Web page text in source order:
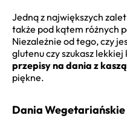
Jedną z największych
także pod kątem różnych
Niezależnie od tego, czy
glutenu czy szukasz
przepisy na dania z kaszą
piękne.
Dania Wegetariańskie